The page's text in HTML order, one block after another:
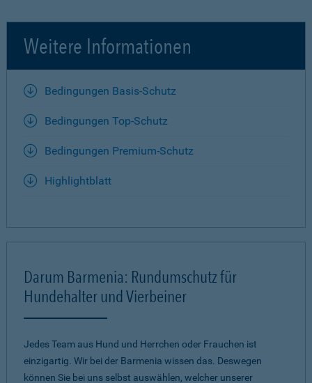
Weitere Informationen
Bedingungen Basis-Schutz
Bedingungen Top-Schutz
Bedingungen Premium-Schutz
Highlightblatt
Darum Barmenia: Rundumschutz für
Hundehalter und Vierbeiner
Jedes Team aus Hund und Herrchen oder Frauchen ist
einzigartig. Wir bei der Barmenia wissen das. Deswegen
können Sie bei uns selbst auswählen, welcher unserer